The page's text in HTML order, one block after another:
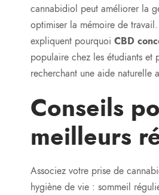
cannabidiol peut améliorer la
optimiser la mémoire de travail.
expliquent pourquoi CBD
populaire chez les étudiants et
recherchant une aide naturelle
Conseils
meilleurs
Associez votre prise de
hygiène de vie : sommeil